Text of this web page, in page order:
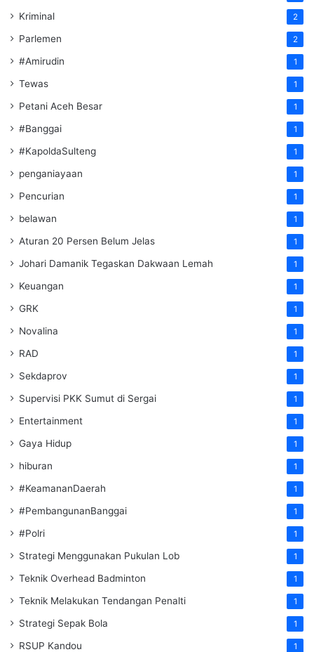
Kriminal 2
Parlemen 2
#Amirudin 1
Tewas 1
Petani Aceh Besar 1
#Banggai 1
#KapoldaSulteng 1
penganiayaan 1
Pencurian 1
belawan 1
Aturan 20 Persen Belum Jelas 1
Johari Damanik Tegaskan Dakwaan Lemah 1
Keuangan 1
GRK 1
Novalina 1
RAD 1
Sekdaprov 1
Supervisi PKK Sumut di Sergai 1
Entertainment 1
Gaya Hidup 1
hiburan 1
#KeamananDaerah 1
#PembangunanBanggai 1
#Polri 1
Strategi Menggunakan Pukulan Lob 1
Teknik Overhead Badminton 1
Teknik Melakukan Tendangan Penalti 1
Strategi Sepak Bola 1
RSUP Kandou 1